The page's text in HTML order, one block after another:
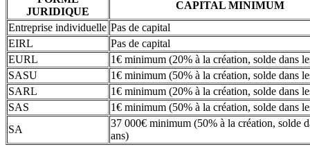
JURIDIQUE
CAPITAL MINIMUM
Entreprise individuelle Pas de capital
EIRL
Pas de capital
EURL
1€ minimum (20% à la création, solde dans
SASU
1€ minimum (50% à la création, solde dans
SARL
1€ minimum (20% à la création, solde dans
SAS
1€ minimum (50% à la création, solde dans
SA
37 000€ minimum (50% à la création, solde
ans)